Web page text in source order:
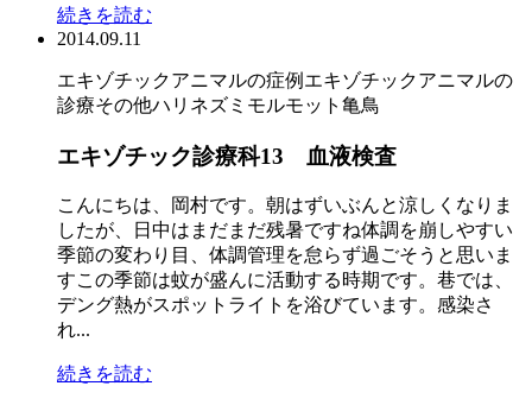
続きを読む
2014.09.11
エキゾチックアニマルの症例 エキゾチックアニマルの
診療その他ハリネズミ モルモット 亀鳥
エキゾチック診療科13 血液検査
こんにちは、岡村です。朝はずいぶんと涼しくなりま
したが、日中はまだまだ残暑ですね体調を崩しやすい
季節の変わり目、体調管理を怠らず過ごそうと思いま
すこの季節は蚊が盛んに活動する時期です。巷では、
デング熱がスポットライトを浴びています。感染さ
れ...
続きを読む